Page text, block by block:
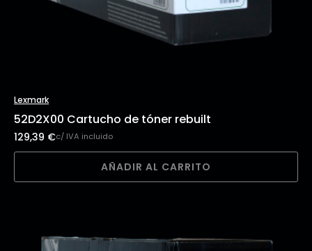
Lexmark
52D2X00 Cartucho de tóner rebuilt
129,39 €c/ IVA incluido
AÑADIR AL CARRITO